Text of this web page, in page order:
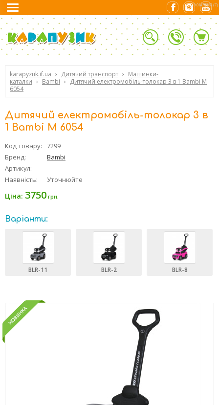
karapyzuk.if.ua › Дитячий транспорт › Машинки-
каталки › Bambi › Дитячий електромобіль-толокар 3 в 1 Bambi M
6054
Дитячий електромобіль-толокар 3 в
1 Bambi M 6054
Код товару:
7299
Бренд:
Bambi
Артикул:
Наявність:
Уточнюйте
Ціна: 3750 грн.
Варіанти:
BLR-11 BLR-2 BLR-8
0.01423788 (7)